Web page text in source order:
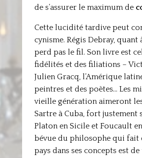
de s’assurer le maximum de
Cette lucidité tardive peut
cynisme. Régis Debray, quant
perd pas le fil. Son livre est
fidélités et des filiations –
Julien Gracq, l’Amérique
peintres et des poètes… Les
vieille génération aimeront
Sartre à Cuba, fort justement
Platon en Sicile et Foucault
bévue du philosophe qui fait
pays dans ses concepts est